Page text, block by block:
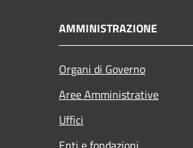
AMMINISTRAZIONE
Organi di Governo
Aree Amministrative
Uffici